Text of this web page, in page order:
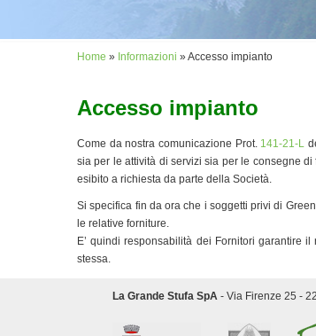
Tu sei qui
Home » Informazioni » Accesso impianto
Accesso impianto
Come da nostra comunicazione Prot. 141-21-L
sia per le attività di servizi sia per le consegne
esibito a richiesta da parte della Società.
Si specifica fin da ora che i soggetti privi di
le relative forniture.
E’ quindi responsabilità dei Fornitori garantire
stessa.
La Grande Stufa SpA - Via Firenze 25 -